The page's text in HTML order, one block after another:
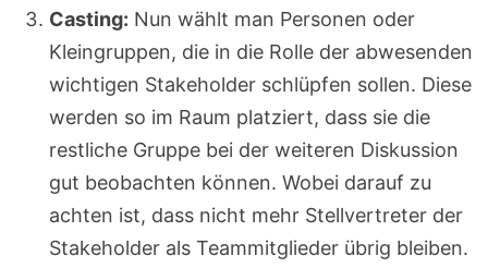
Casting: Nun wählt man Personen oder
Kleingruppen, die in die Rolle der abwesenden
wichtigen Stakeholder schlüpfen sollen. Diese
werden so im Raum platziert, dass sie die
restliche Gruppe bei der weiteren Diskussion
gut beobachten können. Wobei darauf zu
achten ist, dass nicht mehr Stellvertreter der
Stakeholder als Teammitglieder übrig bleiben.